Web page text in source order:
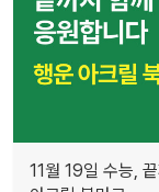
11월 19일 수능,